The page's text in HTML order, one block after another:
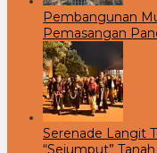
Pembangunan
Pemasangan
Serenade Langit
“Sejumput”